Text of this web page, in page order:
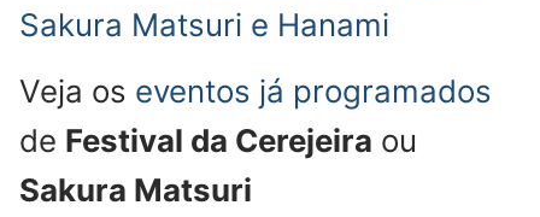
Sakura Matsuri e Hanami
Veja os eventos já programados
de Festival da Cerejeira ou
Sakura Matsuri